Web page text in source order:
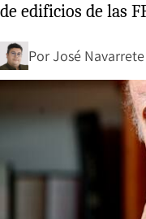
de edificios de las
PorJosé Navarrete